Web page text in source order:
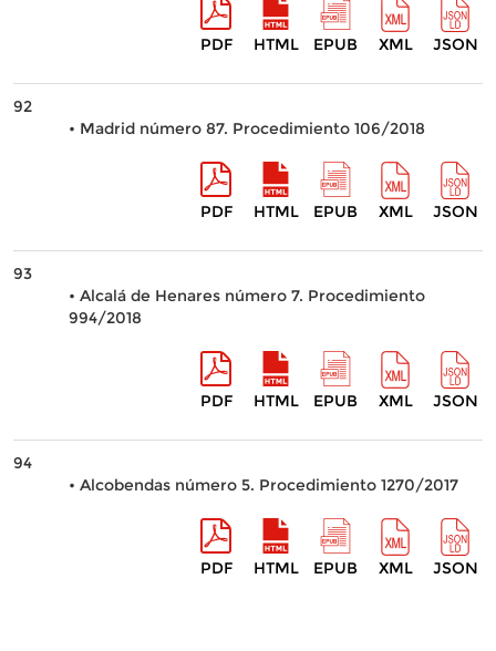
PDF HTML EPUB XML JSON
92
• Madrid número 87. Procedimiento 106/2018
PDF HTML EPUB XML JSON
93
• Alcalá de Henares número 7. Procedimiento
994/2018
PDF HTML EPUB XML JSON
94
• Alcobendas número 5. Procedimiento 1270/2017
PDF HTML EPUB XML JSON